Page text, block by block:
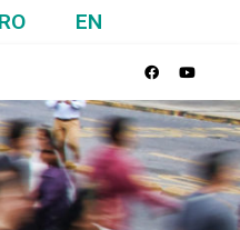
RO EN